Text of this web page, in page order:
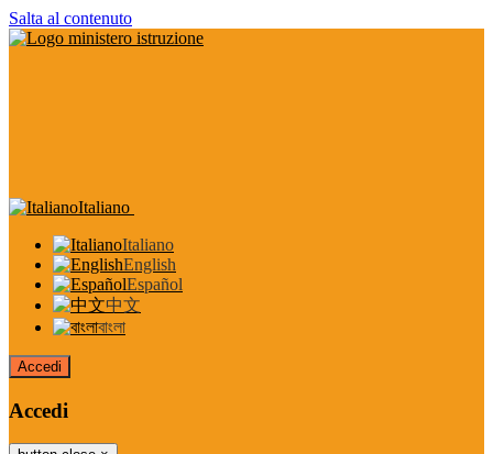
Salta al contenuto
Italiano
Italiano
English
Español
中文
বাংলা
Accedi
Accedi